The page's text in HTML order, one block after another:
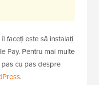
faceți este să instalați
Pay. Pentru mai multe
cu pas despre
.